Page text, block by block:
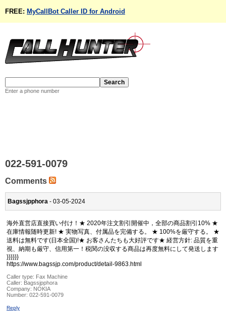
FREE: MyCallBot Caller ID for Android
Enter a phone number
022-591-0079
Comments
Bagssjpphora - 03-05-2024
海外直営店直接買い付け！★ 2020年注文割引開催中，全部の商品割引10% ★
在庫情報随時更新! ★ 実物写真、付属品を完備する。 ★ 100%を厳守する。 ★
送料は無料です(日本全国)!★ お客さんたちも大好評です★ 経営方針: 品質を重
視、納期も厳守、信用第一！税関の没収する商品は再度無料にして発送します
}}}}}}
https://www.bagssjp.com/product/detail-9863.html
Caller type: Fax Machine
Caller: Bagssjpphora
Company: NOKIA
Number: 022-591-0079
Reply